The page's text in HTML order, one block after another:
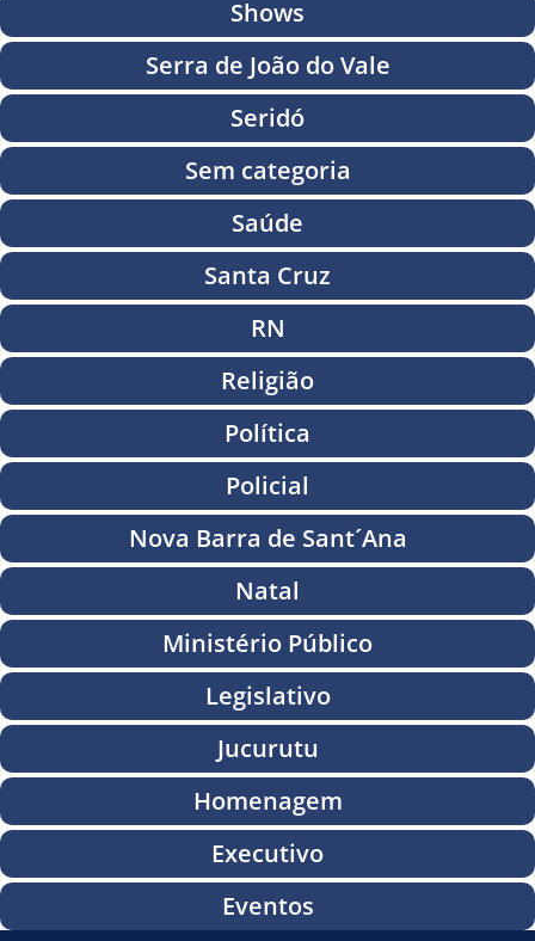
Shows
Serra de João do Vale
Seridó
Sem categoria
Saúde
Santa Cruz
RN
Religião
Política
Policial
Nova Barra de Sant´Ana
Natal
Ministério Público
Legislativo
Jucurutu
Homenagem
Executivo
Eventos